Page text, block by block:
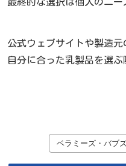
公式ウェブサイトや製造元
自分に合った乳製品を選ぶ
ベラミーズ・バブ